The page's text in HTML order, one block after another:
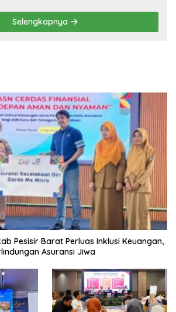
Selengkapnya
Pesisir Barat Perluas Inklusi Keuangan,
Asuransi Jiwa